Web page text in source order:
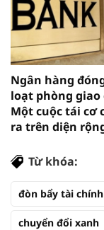
Ngân hàng
loạt phòng giao
Một cuộc tái cơ
ra trên diện
Từ khóa:
đòn bẩy tài chính
chuyển đổi xanh